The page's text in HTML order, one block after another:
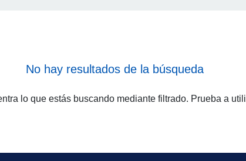
No hay resultados de la búsqueda
lo que estás buscando mediante filtrado. Prueba a